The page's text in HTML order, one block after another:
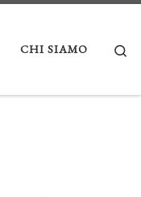
CHI SIAMO